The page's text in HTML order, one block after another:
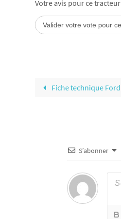
Votre avis pour ce tracteur
Fiche technique
S’abonner